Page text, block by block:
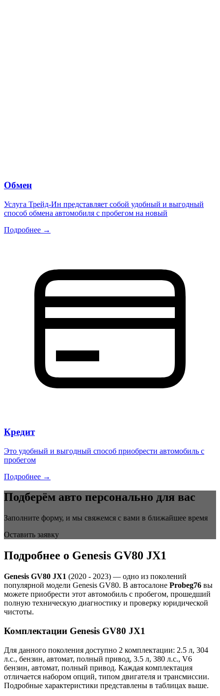
Обмен
Услуга Трейд-Ин представляет собой удобный и выгодный
способ обмена автомобиля с пробегом на новый
Подробнее →
Кредит
Это удобный и выгодный способ приобрести автомобиль с
пробегом
Подробнее →
Подберём авто персонально для вас
Заполните форму, и мы свяжемся с вами в ближайшее время
Оставить заявку
Подробнее о Genesis GV80 JX1
Genesis GV80 JX1 (2020 - 2023) — одно из поколений
популярной модели Genesis GV80. В автосалоне Probeg76 вы
можете приобрести этот автомобиль с пробегом, прошедший
полную техническую диагностику и проверку юридической
чистоты.
Комплектации Genesis GV80 JX1
Для данного поколения доступно 2 комплектации: 2.5 л, 304
л.с., бензин, автомат, полный привод, 3.5 л, 380 л.с., V6
бензин, автомат, полный привод. Каждая комплектация
отличается набором опций, типом двигателя и трансмиссии.
Подробные характеристики представлены в таблицах выше.